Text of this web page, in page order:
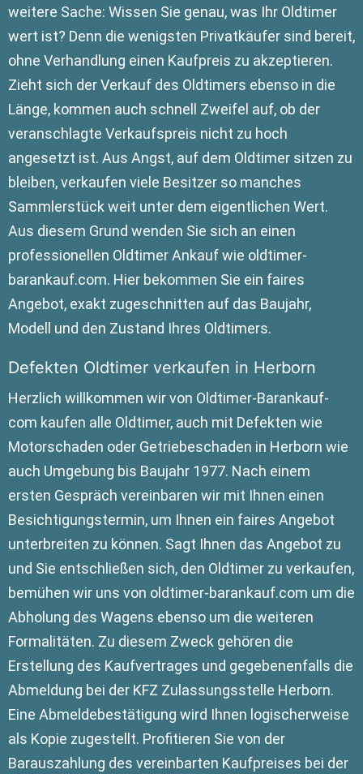
weitere Sache: Wissen Sie genau, was Ihr Oldtimer
wert ist? Denn die wenigsten Privatkäufer sind bereit,
ohne Verhandlung einen Kaufpreis zu akzeptieren.
Zieht sich der Verkauf des Oldtimers ebenso in die
Länge, kommen auch schnell Zweifel auf, ob der
veranschlagte Verkaufspreis nicht zu hoch
angesetzt ist. Aus Angst, auf dem Oldtimer sitzen zu
bleiben, verkaufen viele Besitzer so manches
Sammlerstück weit unter dem eigentlichen Wert.
Aus diesem Grund wenden Sie sich an einen
professionellen Oldtimer Ankauf wie oldtimer-
barankauf.com. Hier bekommen Sie ein faires
Angebot, exakt zugeschnitten auf das Baujahr,
Modell und den Zustand Ihres Oldtimers.
Defekten Oldtimer verkaufen in Herborn
Herzlich willkommen wir von Oldtimer-Barankauf-
com kaufen alle Oldtimer, auch mit Defekten wie
Motorschaden oder Getriebeschaden in Herborn wie
auch Umgebung bis Baujahr 1977. Nach einem
ersten Gespräch vereinbaren wir mit Ihnen einen
Besichtigungstermin, um Ihnen ein faires Angebot
unterbreiten zu können. Sagt Ihnen das Angebot zu
und Sie entschließen sich, den Oldtimer zu verkaufen,
bemühen wir uns von oldtimer-barankauf.com um die
Abholung des Wagens ebenso um die weiteren
Formalitäten. Zu diesem Zweck gehören die
Erstellung des Kaufvertrages und gegebenenfalls die
Abmeldung bei der KFZ Zulassungsstelle Herborn.
Eine Abmeldebestätigung wird Ihnen logischerweise
als Kopie zugestellt. Profitieren Sie von der
Barauszahlung des vereinbarten Kaufpreises bei der